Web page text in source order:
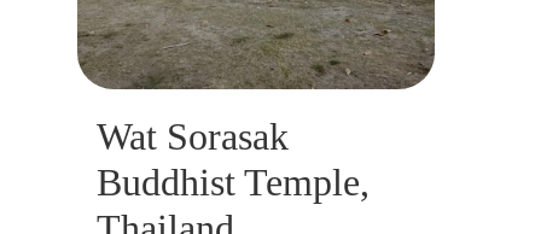
Wat Sorasak
Buddhist Temple,